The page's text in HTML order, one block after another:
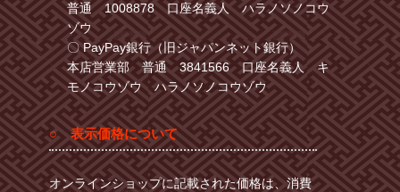
普通 1008878 口座名義人 ハラノソノコウ
ゾウ
〇 PayPay銀行（旧ジャパンネット銀行）
本店営業部 普通 3841566 口座名義人 キ
モノコウゾウ ハラノソノコウゾウ
○ 表示価格について
オンラインショップに記載された価格は、消費